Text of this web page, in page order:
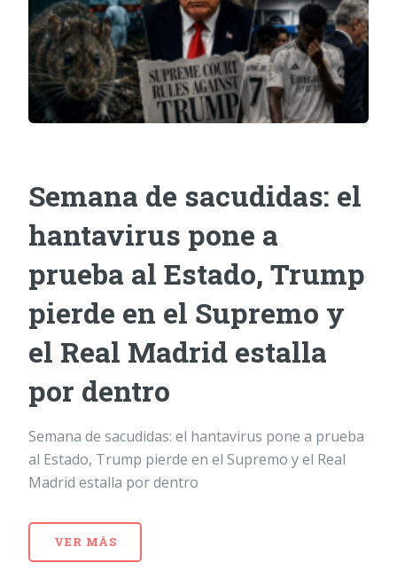
Semana de sacudidas: el
hantavirus pone a
prueba al Estado, Trump
pierde en el Supremo y
el Real Madrid estalla
por dentro
Semana de sacudidas: el hantavirus pone a prueba
al Estado, Trump pierde en el Supremo y el Real
Madrid estalla por dentro
VER MÁS